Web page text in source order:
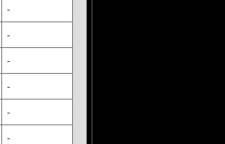
-
-
-
-
-
-